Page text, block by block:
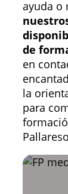
ayuda o
de
en
la
para